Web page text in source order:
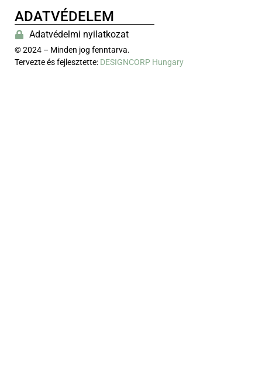
ADATVÉDELEM
Adatvédelmi nyilatkozat
© 2024 – Minden jog fenntarva.
Tervezte és fejlesztette: DESIGNCORP Hungary